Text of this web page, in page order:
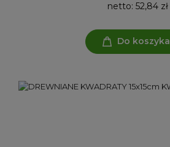
netto: 52,84 zł
Do koszyka